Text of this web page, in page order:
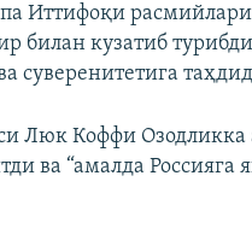
Иттифоқи
билан кузатиб
суверенитетига
Люк Коффи
ва “амалда Россияга